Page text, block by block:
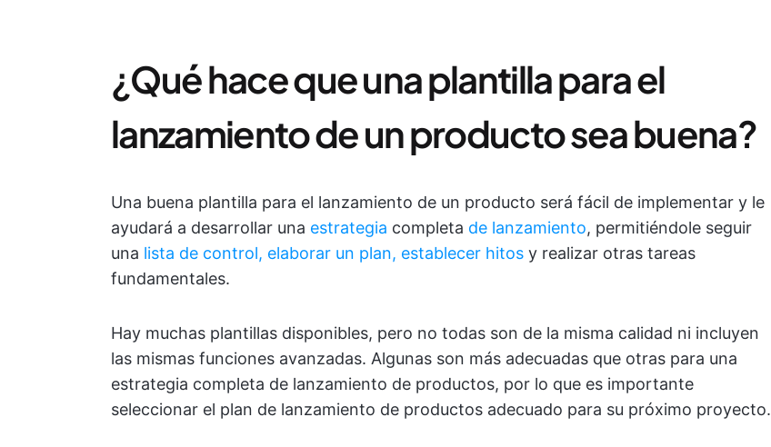
¿Qué hace que una plantilla para el
lanzamiento de un producto sea buena?
Una buena plantilla para el lanzamiento de un producto será fácil de implementar y le
ayudará a desarrollar una estrategia completa de lanzamiento, permitiéndole seguir
una lista de control, elaborar un plan, establecer hitos y realizar otras tareas
fundamentales.
Hay muchas plantillas disponibles, pero no todas son de la misma calidad ni incluyen
las mismas funciones avanzadas. Algunas son más adecuadas que otras para una
estrategia completa de lanzamiento de productos, por lo que es importante
seleccionar el plan de lanzamiento de productos adecuado para su próximo proyecto.